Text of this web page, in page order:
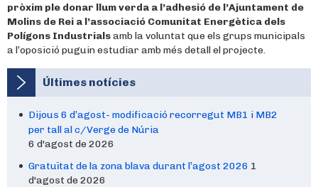
pròxim ple donar llum verda a l’adhesió de l’Ajuntament de
Molins de Rei a l’associació Comunitat Energètica dels
Polígons Industrialsamb la voluntat que els grups municipals
a l’oposició puguin estudiar amb més detall el projecte.
Últimes notícies
Dijous 6 d’agost- modificació recorregut MB1 i MB2
per tall al c/Verge de Núria
6 d'agost de 2026
Gratuïtat de la zona blava durant l’agost 2026 1
d'agost de 2026